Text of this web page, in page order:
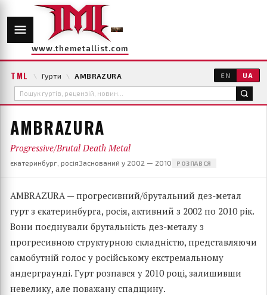
www.themetallist.com
TML \ Гурти \ AMBRAZURA EN UA
AMBRAZURA
Progressive/Brutal Death Metal
єкатеринбург, росіяЗаснований у 2002 — 2010 РОЗПАВСЯ
AMBRAZURA — прогресивний/брутальний дез-метал
гурт з єкатеринбурга, росія, активний з 2002 по 2010 рік.
Вони поєднували брутальність дез-металу з
прогресивною структурною складністю, представляючи
самобутній голос у російському екстремальному
андерграунді. Гурт розпався у 2010 році, залишивши
невелику, але поважану спадщину.